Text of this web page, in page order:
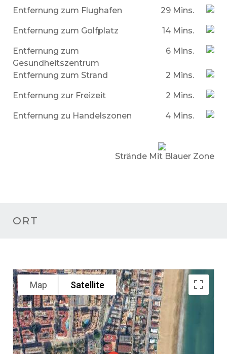
Entfernung zum Flughafen 29 Mins.
Entfernung zum Golfplatz 14 Mins.
Entfernung zum
Gesundheitszentrum
6 Mins.
Entfernung zum Strand 2 Mins.
Entfernung zur Freizeit 2 Mins.
Entfernung zu Handelszonen 4 Mins.
Strände Mit Blauer Zone
ORT
Map Satellite